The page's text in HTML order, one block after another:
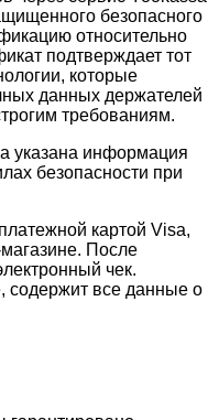
безопасного
относительно
подтверждает тот
которые
данных держателей
требованиям.
указана информация
безопасности при
картой Visa,
После
чек.
содержит все данные о